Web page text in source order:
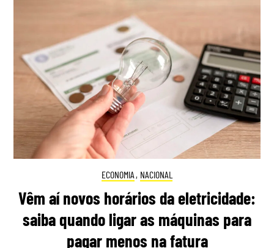
ECONOMIA , NACIONAL
Vêm aí novos horários da eletricidade:
saiba quando ligar as máquinas para
pagar menos na fatura